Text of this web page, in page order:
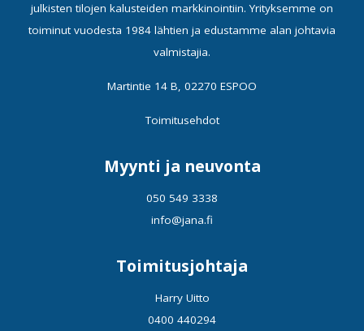
julkisten tilojen kalusteiden markkinointiin. Yrityksemme on
toiminut vuodesta 1984 lähtien ja edustamme alan johtavia
valmistajia.
Martintie 14 B, 02270 ESPOO
Toimitusehdot
Myynti ja neuvonta
050 549 3338
info@jana.fi
Toimitusjohtaja
Harry Uitto
0400 440294